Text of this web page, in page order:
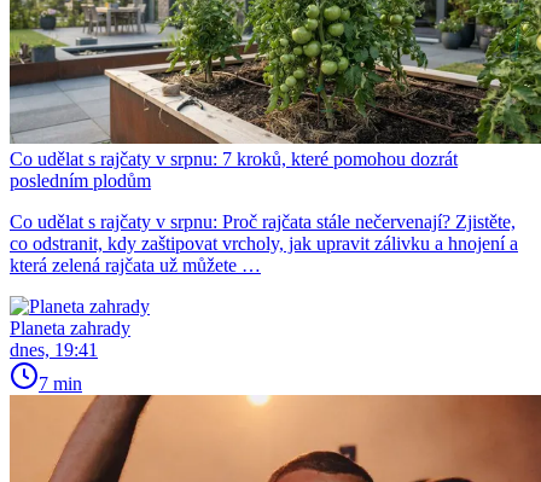
Co udělat s rajčaty v srpnu: 7 kroků, které pomohou dozrát
posledním plodům
Co udělat s rajčaty v srpnu: Proč rajčata stále nečervenají? Zjistěte,
co odstranit, kdy zaštipovat vrcholy, jak upravit zálivku a hnojení a
která zelená rajčata už můžete …
Planeta zahrady
dnes, 19:41
7 min